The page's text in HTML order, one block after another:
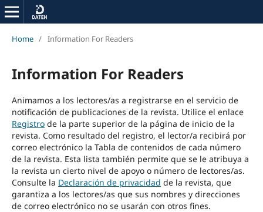
Home / Information For Readers
Information For Readers
Animamos a los lectores/as a registrarse en el servicio de
notificación de publicaciones de la revista. Utilice el enlace
Registrode la parte superior de la página de inicio de la
revista. Como resultado del registro, el lector/a recibirá por
correo electrónico la Tabla de contenidos de cada número
de la revista. Esta lista también permite que se le atribuya a
la revista un cierto nivel de apoyo o número de lectores/as.
Consulte la Declaración de privacidad de la revista, que
garantiza a los lectores/as que sus nombres y direcciones
de correo electrónico no se usarán con otros fines.